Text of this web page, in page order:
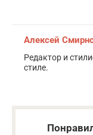
Алексей
Редактор и
стиле.